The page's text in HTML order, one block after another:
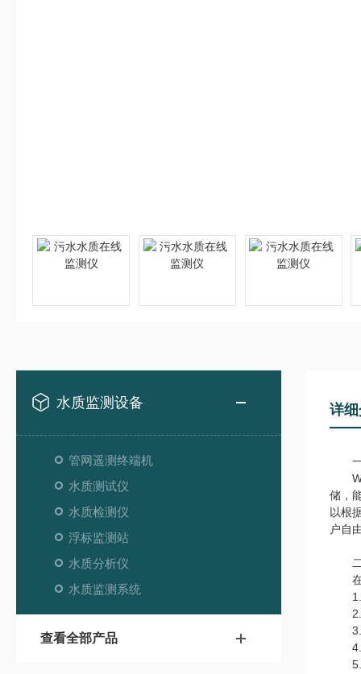
水质监测设备
管网遥测终端机
水质测试仪
水质检测仪
浮标监测站
水质分析仪
水质监测系统
查看全部产品
详
一
储，
以根
户自
二
在
1.自
2.地
3.河
4.海
5.污